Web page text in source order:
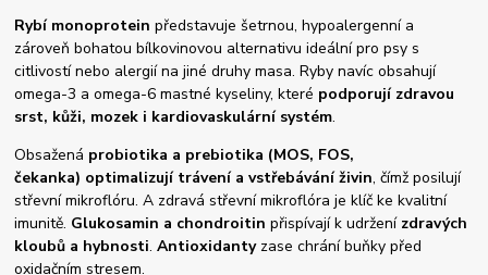
Rybí monoprotein představuje šetrnou, hypoalergenní a
zároveň bohatou bílkovinovou alternativu ideální pro psy s
citlivostí nebo alergií na jiné druhy masa.Ryby navíc obsahují
omega-3 a omega-6 mastné kyseliny, které podporují zdravou
srst, kůži, mozek i kardiovaskulární systém.
Obsažená probiotika a prebiotika (MOS, FOS,
čekanka) optimalizují trávení a vstřebávání živin, čímž posilují
střevní mikroflóru. A zdravá střevní mikroflóra je klíč ke kvalitní
imunitě. Glukosamin a chondroitin přispívají k udržení zdravých
kloubů a hybnosti.Antioxidantyzase chrání buňky před
oxidačním stresem.